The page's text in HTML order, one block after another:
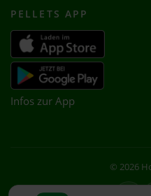
PELLETS APP
Infos zur App
© 2026